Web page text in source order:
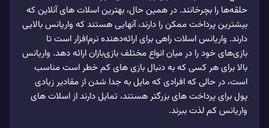
حلقه‌ها را بچرخانند. در همین حال، بهترین اسلات های آنلاین که
بیشترین پرداخت ممکن را دارند، آنهایی هستند که واریانس بالایی
دارند. واریانس اسلات راهی برای ارائه‌دهنده نرم‌افزار است تا
بازی‌های خود را در میان انواع مختلف بازی‌بازان ارائه دهد. واریانس
بالا برای هر کسی که به دنبال بازی های کم خطر است مناسب
است، در حالی که افرادی که مایل به جدا شدن از مقادیر زیادی
پول برای پرداخت های بزرگتر هستند، تمایل دارند از اسلات های
واریانس کم لذت ببرند.